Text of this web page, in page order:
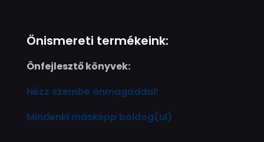
Önismereti termékeink:
Önfejlesztő könyvek:
Nézz szembe önmagaddal!
Mindenki másképp boldog(ul)